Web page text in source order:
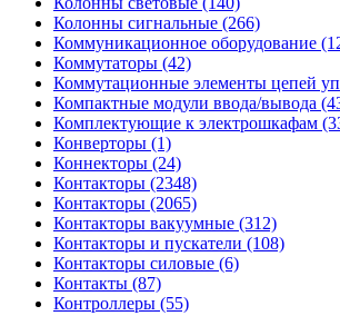
Колонны сигнальные (266)
Коммуникационное оборудование
Коммутаторы (42)
Коммутационные элементы цепей
Компактные модули ввода/вывода
Комплектующие к электрошкафам
Конверторы (1)
Коннекторы (24)
Контакторы (2348)
Контакторы (2065)
Контакторы вакуумные (312)
Контакторы и пускатели (108)
Контакторы силовые (6)
Контакты (87)
Контроллеры (55)